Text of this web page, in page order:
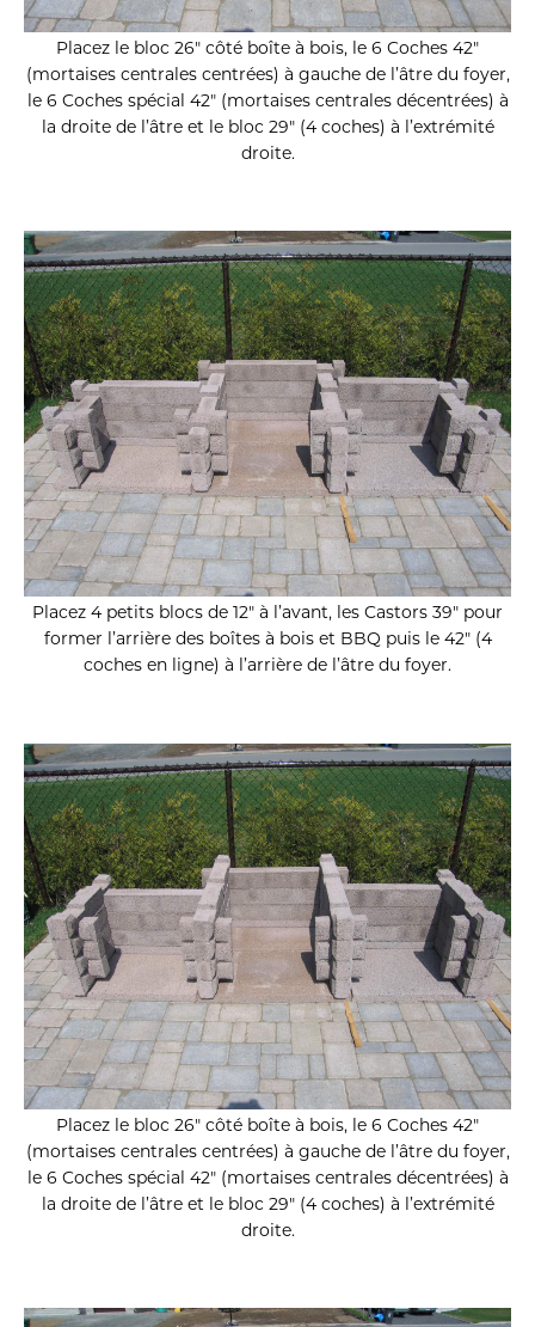
Placez le bloc 26″ côté boîte à bois, le 6 Coches 42″
(mortaises centrales centrées) à gauche de l’âtre du foyer,
le 6 Coches spécial 42″ (mortaises centrales décentrées) à
la droite de l’âtre et le bloc 29″ (4 coches) à l’extrémité
droite.
Placez 4 petits blocs de 12″ à l’avant, les Castors 39″ pour
former l’arrière des boîtes à bois et BBQ puis le 42″ (4
coches en ligne) à l’arrière de l’âtre du foyer.
Placez le bloc 26″ côté boîte à bois, le 6 Coches 42″
(mortaises centrales centrées) à gauche de l’âtre du foyer,
le 6 Coches spécial 42″ (mortaises centrales décentrées) à
la droite de l’âtre et le bloc 29″ (4 coches) à l’extrémité
droite.